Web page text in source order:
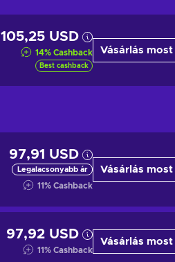
105,25 USD
14% Cashback
Best cashback
Vásárlás most
97,91 USD
Legalacsonyabb ár
11% Cashback
Vásárlás most
97,92 USD
11% Cashback
Vásárlás most